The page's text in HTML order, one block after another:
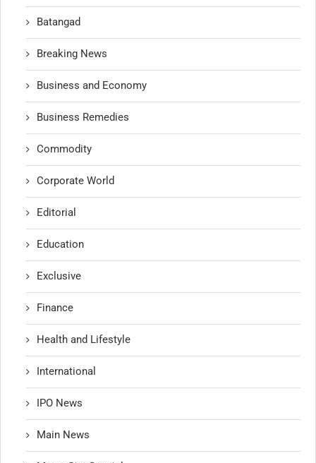
Batangad
Breaking News
Business and Economy
Business Remedies
Commodity
Corporate World
Editorial
Education
Exclusive
Finance
Health and Lifestyle
International
IPO News
Main News